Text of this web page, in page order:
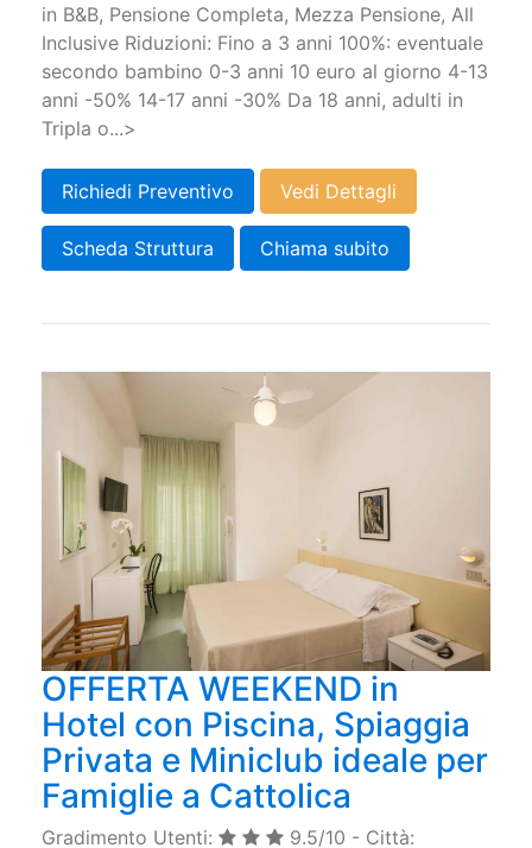
in B&B, Pensione Completa, Mezza Pensione, All
Inclusive Riduzioni: Fino a 3 anni 100%: eventuale
secondo bambino 0-3 anni 10 euro al giorno 4-13
anni -50% 14-17 anni -30% Da 18 anni, adulti in
Tripla o...>
Richiedi Preventivo Vedi Dettagli
Scheda Struttura Chiama subito
OFFERTA WEEKEND in
Hotel con Piscina, Spiaggia
Privata e Miniclub ideale per
Famiglie a Cattolica
Gradimento Utenti: 9.5/10 - Città: